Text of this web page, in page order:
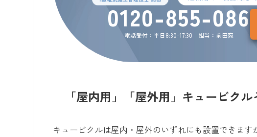
0120-855-086
電話受付：平日8:30-17:30 担当：前田宛
「屋内用」「屋外用」キュービク
キュービクルは屋内・屋外のいずれにも設置できま